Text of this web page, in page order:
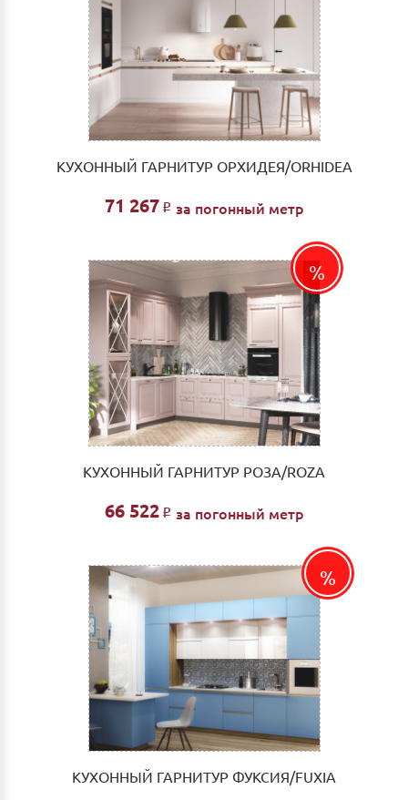
КУХОННЫЙ ГАРНИТУР ОРХИДЕЯ/ORHIDEA
71 267 Р за погонный метр
КУХОННЫЙ ГАРНИТУР РОЗА/ROZA
66 522 Р за погонный метр
КУХОННЫЙ ГАРНИТУР ФУКСИЯ/FUXIA